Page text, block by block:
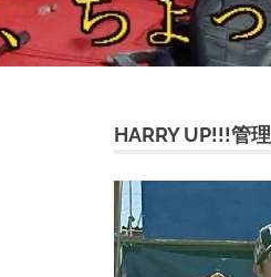
HARRY UP!!!